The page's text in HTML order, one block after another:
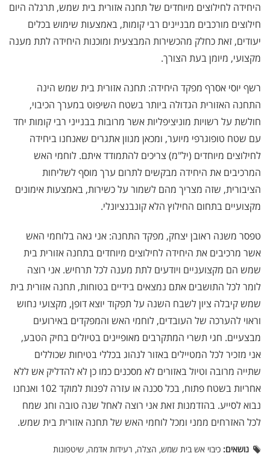
היחידה לחילוצים מיוחדים של תחנה אזורית בית שמש, תרגלה היום
חילוצים מורכבים מבניינים רבי קומות, באמצעות שימוש בכלים
יעודים, זאת כחלק מהכשירות המבצעית ומוכנות היחידה לתת מענה
מקצועי, מיומן בעת הצורך.
רשף יוסי אסרף מפקד היחידה: תחנה אזורית בית שמש הינה
התחנה האזורית הגדולה ביותר בשטח השיפוט במערך הכיבוי,
חולשת על רשויות מוניציפליות אשר מרובות בבנייני רבי קומות יחד
עם שטח טופוגרפי מיוער, ומכאן מגוון אתגרים שאנחנו ביחידה
לחילוצים מיוחדים (יל"מ) צריכים להתמודד איתם. לוחמי האש
המרכיבים את היחידה מבקשים לתרום ערך מוסף לשליחות
הציבורית, שזה מצריך מהם לשמור על כשירות, באמצעות אימונים
מקצועיים בתחום החילוץ הלא קונבנציונלי.
טפסר משנה ראובן יצחק, מפקד התחנה: אני גאה בלוחמי האש
אשר מרכיבים את היחידה לחילוצים מיוחדים בתחנה אזורית בית
שמש הם מקצועניים ויודעים לתת מענה לכל תרחיש. אני רוצה
לומר לכל התושבים אתם נמצאים בידיים בטוחות, תחנה אזורית בית
שמש קיבלה ציון לשבח השנה על תפקוד יוצא דופן, מקצועי נחוש
וראוי להערכה של העובדים, לוחמי האש והמפקדים באירועים
מבצעיים. חגי תשרי המתקרבים מאופיינים בטיולים בחיק הטבע,
אני מזכיר לכל המטיילים באזור לנהוג בכללי בטיחות שכוללים
שתייה מרובה וטיול באזורים לא מסכנים כמו כן לא להדליק אש ללא
אחריות בשטח פתוח, בכל סכנה או עזרה לפנות למוקד 102 ואנחנו
נבוא לסייע. בהזדמנות זאת אני רוצה לאחל שנה טובה וחג שמח
לכל האזרחים ממני ומכל לוחמי האש של תחנה אזורית בית שמש.
נושאים: כיבוי אש בית שמש, הצלה, רעידות אדמה, שיטפונות